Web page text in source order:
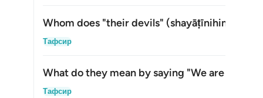
Whom does "their devils" (shayāṭīnihim
Тафсир
What do they mean by saying "We are with
Тафсир